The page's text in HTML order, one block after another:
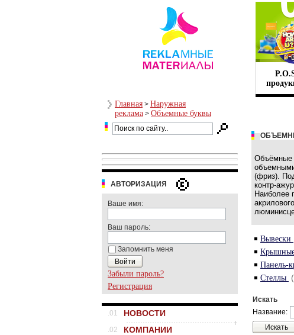
Главная > Наружная
реклама > Объемные буквы
АВТОРИЗАЦИЯ
Ваше имя:
Ваш пароль:
Запомнить меня
Забыли пароль?
Регистрация
.01 НОВОСТИ
.02 КОМПАНИИ
Объёмные
(фриз).
контр-
Наиболее
Вывески
Крышные
Панель-
Стеллы
Искать
Название: